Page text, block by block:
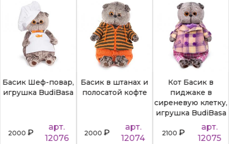
Басик Шеф-повар,
игрушка BudiBasa
2000₽
арт.
12076
Басик в штанах и
полосатой кофте
2000₽
арт.
12074
Кот Басик в
пиджаке в
сиреневую клетку,
игрушка BudiBasa
2100₽
арт.
12075